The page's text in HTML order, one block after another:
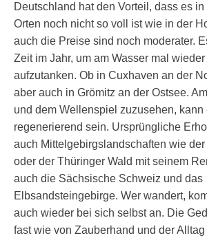
Deutschland hat den Vorteil, dass es
Orten noch nicht so voll ist wie in der
auch die Preise sind noch moderater.
Zeit im Jahr, um am Wasser mal
aufzutanken. Ob in Cuxhaven an der
aber auch in Grömitz an der Ostsee.
und dem Wellenspiel zuzusehen, kann
regenerierend sein. Ursprüngliche
auch Mittelgebirgslandschaften wie
oder der Thüringer Wald mit seinem
auch die Sächsische Schweiz und das
Elbsandsteingebirge. Wer wandert,
auch wieder bei sich selbst an. Die
fast wie von Zauberhand und der